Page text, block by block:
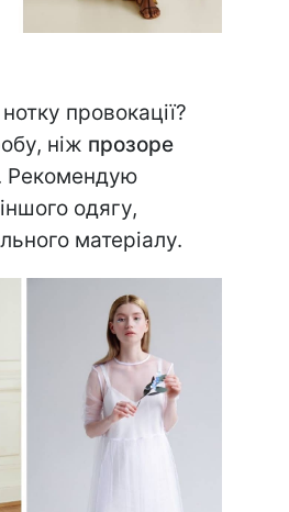
провокації?
ніж прозоре
Рекомендую
одягу,
матеріалу.